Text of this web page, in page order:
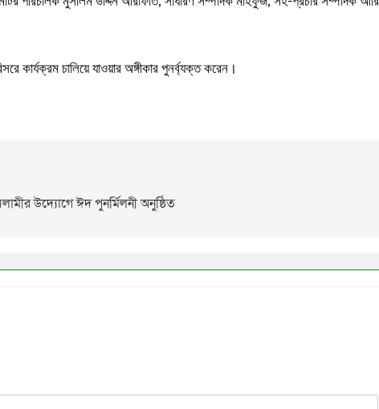
কার্যক্রম চালিয়ে যাওয়ার অঙ্গীকার পুনর্ব্যক্ত করেন।
উদ্যোগে ঈদ পুনর্মিলনী অনুষ্ঠিত